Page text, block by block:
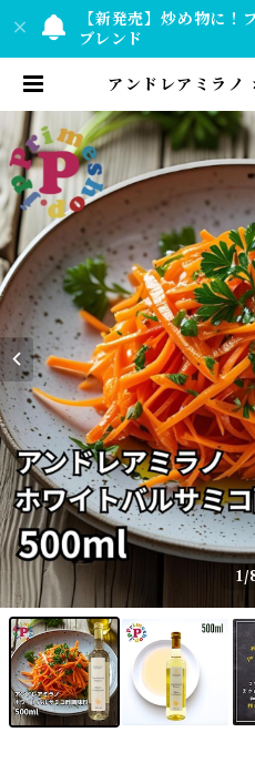
【新発売】炒め物に！
ブレンド
アンドレアミラノ
Duomo | 【公式
プ by
1/